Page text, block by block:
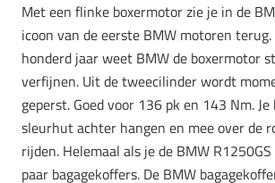
Met een flinke boxermotor zie je in de
icoon van de eerste BMW motoren
honderd jaar weet BMW de boxermotor
verfijnen. Uit de tweecilinder wordt
geperst. Goed voor 136 pk en 143 Nm.
sleurhut achter hangen en mee over de
rijden. Helemaal als je de BMW
paar bagagekoffers. De BMW